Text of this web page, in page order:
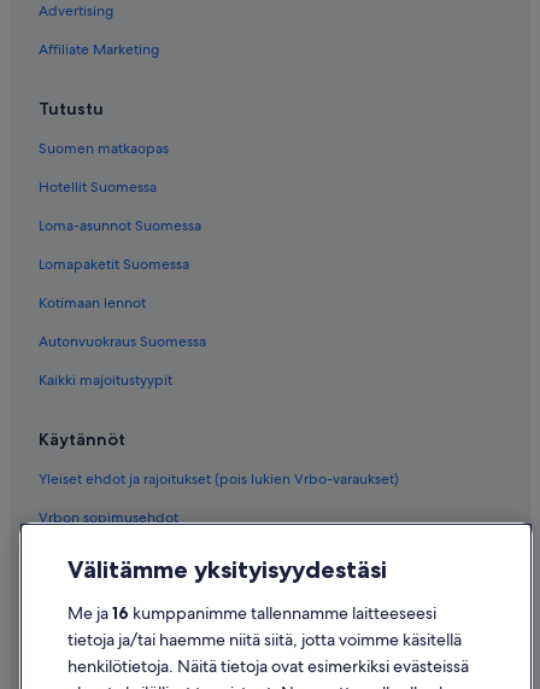
Advertising
Affiliate Marketing
Tutustu
Suomen matkaopas
Hotellit Suomessa
Loma-asunnot Suomessa
Lomapaketit Suomessa
Kotimaan lennot
Autonvuokraus Suomessa
Kaikki majoitustyypit
Käytännöt
Yleiset ehdot ja rajoitukset (pois lukien Vrbo-varaukset)
Vrbon sopimusehdot
Evästeet
Käyttöehdot
Välitämme yksityisyydestäsi
Me ja16 kumppanimme tallennamme laitteeseesi
tietoja ja/tai haemme niitä siitä, jotta voimme käsitellä
henkilötietoja. Näitä tietoja ovat esimerkiksi evästeissä